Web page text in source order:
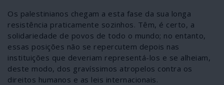
Os palestinianos chegam a esta fase da sua longa
resistência praticamente sozinhos. Têm, é certo, a
solidariedade de povos de todo o mundo; no entanto,
essas posições não se repercutem depois nas
instituições que deveriam representá-los e se alheiam,
deste modo, dos gravíssimos atropelos contra os
direitos humanos e as leis internacionais.